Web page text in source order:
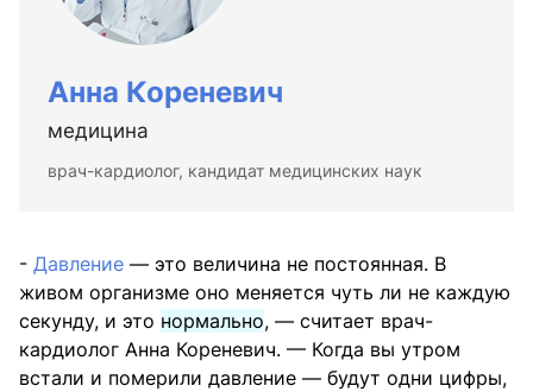
Анна Кореневич
медицина
врач-кардиолог, кандидат медицинских наук
- Давление — это величина не постоянная. В
живом организме оно меняется чуть ли не каждую
секунду, и это нормально, — считает врач-
кардиолог Анна Кореневич. — Когда вы утром
встали и померили давление — будут одни цифры,